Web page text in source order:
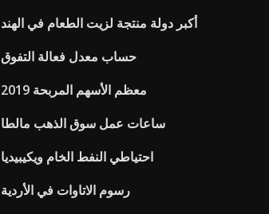
أكبر دولة منتجة لزيت الطعام في الهند
حساب معدل فعالة التفوق
معظم الأسهم المربحة 2019
ساعات عمل سوق الذهب مالطا
احتياطي النفط الخام ويكيبيديا
رسوم الاتاوات في الأردية